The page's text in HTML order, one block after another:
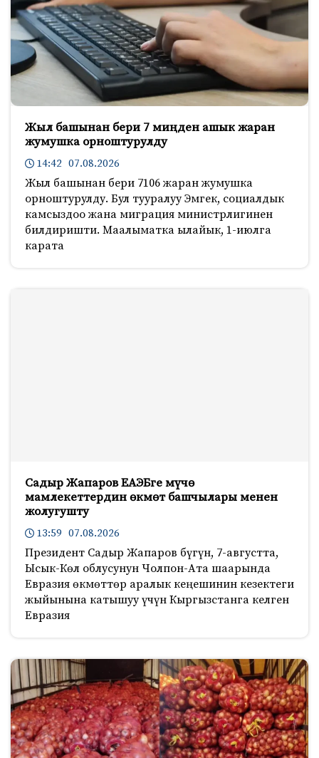
Жыл башынан бери 7 миңден ашык жаран
жумушка орноштурулду
14:42 07.08.2026
Жыл башынан бери 7106 жаран жумушка
орноштурулду. Бул тууралуу Эмгек, социалдык
камсыздоо жана миграция министрлигинен
билдиришти. Маалыматка ылайык, 1-июлга
карата
Садыр Жапаров ЕАЭБге мүчө
мамлекеттердин өкмөт башчылары менен
жолугушту
13:59 07.08.2026
Президент Садыр Жапаров бүгүн, 7-августта,
Ысык-Көл облусунун Чолпон-Ата шаарында
Евразия өкмөттөр аралык кеңешинин кезектеги
жыйынына катышуу үчүн Кыргызстанга келген
Евразия